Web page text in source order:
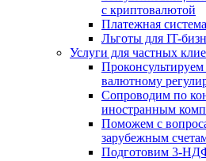
с криптовалютой
Платежная
Льготы для IT-
Услуги для частных
валютному
Сопроводим по
иностранным
Поможем с
зарубежным
Подготовим 3-